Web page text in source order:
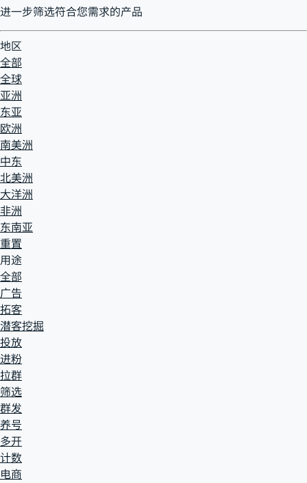
进一步筛选符合您需求的产品
地区
全部
全球
亚洲
东亚
欧洲
南美洲
中东
北美洲
大洋洲
非洲
东南亚
重置
用途
全部
广告
拓客
潜客挖掘
投放
进粉
拉群
筛选
群发
养号
多开
计数
电商